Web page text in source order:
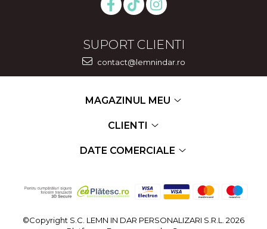
SUPORT CLIENTI
contact@lemnindar.ro
MAGAZINUL MEU
CLIENTI
DATE COMERCIALE
©Copyright S.C. LEMN IN DAR PERSONALIZARI S.R.L. 2026